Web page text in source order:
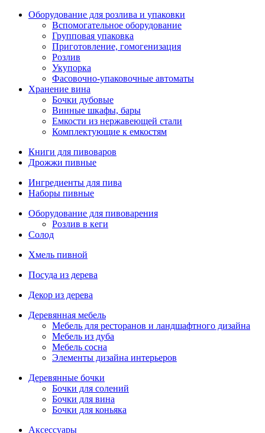
Оборудование для розлива и упаковки
Вспомогательное оборудование
Групповая упаковка
Приготовление, гомогенизация
Розлив
Укупорка
Фасовочно-упаковочные автоматы
Хранение вина
Бочки дубовые
Винные шкафы, бары
Емкости из нержавеющей стали
Комплектующие к емкостям
Книги для пивоваров
Дрожжи пивные
Ингредиенты для пива
Наборы пивные
Оборудование для пивоварения
Розлив в кеги
Солод
Хмель пивной
Посуда из дерева
Декор из дерева
Деревянная мебель
Мебель для ресторанов и ландшафтного дизайна
Мебель из дуба
Мебель сосна
Элементы дизайна интерьеров
Деревянные бочки
Бочки для солений
Бочки для вина
Бочки для коньяка
Аксессуары